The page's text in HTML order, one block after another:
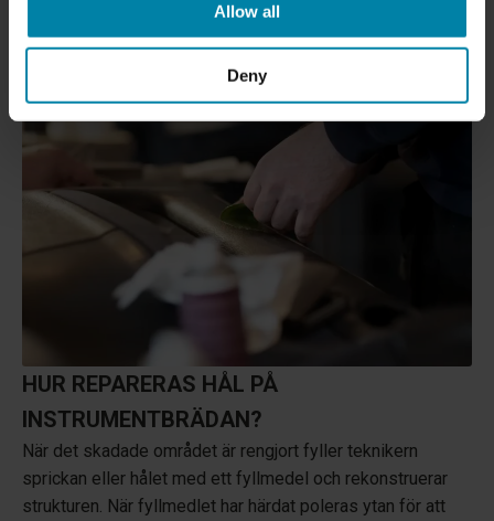
Allow all
Deny
HUR REPARERAS HÅL PÅ
INSTRUMENTBRÄDAN?
När det skadade området är rengjort fyller teknikern
sprickan eller hålet med ett fyllmedel och rekonstruerar
strukturen. När fyllmedlet har härdat poleras ytan för att